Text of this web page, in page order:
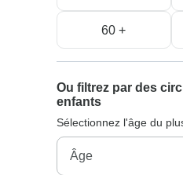
60 +
Ou filtrez par des
enfants
Sélectionnez l'âge du